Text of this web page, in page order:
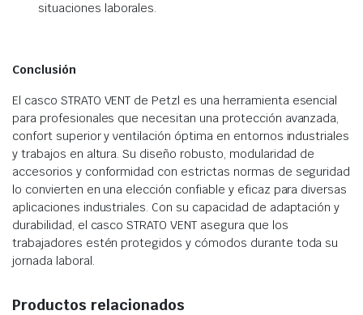
situaciones laborales.
Conclusión
El casco STRATO VENT de Petzl es una herramienta esencial
para profesionales que necesitan una protección avanzada,
confort superior y ventilación óptima en entornos industriales
y trabajos en altura. Su diseño robusto, modularidad de
accesorios y conformidad con estrictas normas de seguridad
lo convierten en una elección confiable y eficaz para diversas
aplicaciones industriales. Con su capacidad de adaptación y
durabilidad, el casco STRATO VENT asegura que los
trabajadores estén protegidos y cómodos durante toda su
jornada laboral.
Productos relacionados